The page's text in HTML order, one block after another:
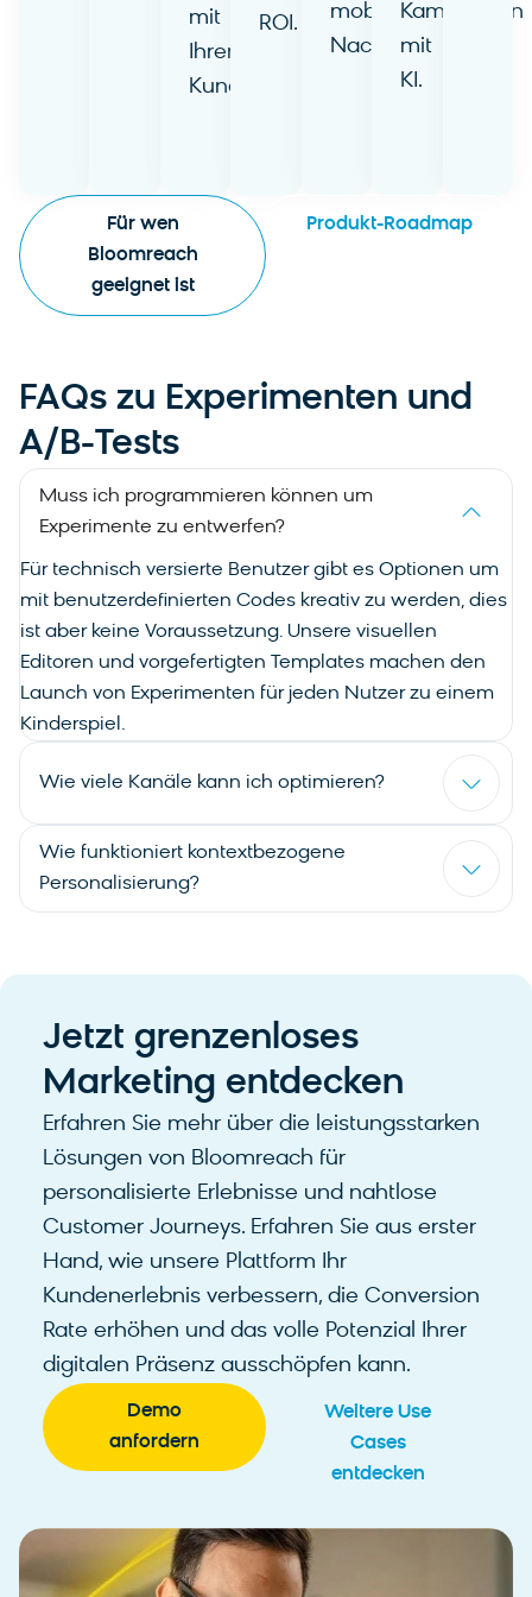
erfahrenmit
Ihren
Kundendaten.
ROI.
mobilen
Nachrichten.
Kampagnen
mit
KI.
Für wen
Bloomreach
geeignet ist
Produkt-Roadmap
FAQs zu Experimenten und
A/B-Tests
Muss ich programmieren können um
Experimente zu entwerfen?
Für technisch versierte Benutzer gibt es Optionen um
mit benutzerdefinierten Codes kreativ zu werden, dies
ist aber keine Voraussetzung. Unsere visuellen
Editoren und vorgefertigten Templates machen den
Launch von Experimenten für jeden Nutzer zu einem
Kinderspiel.
Wie viele Kanäle kann ich optimieren?
Wie funktioniert kontextbezogene
Personalisierung?
Jetzt grenzenloses
Marketing entdecken
Erfahren Sie mehr über die leistungsstarken
Lösungen von Bloomreach für
personalisierte Erlebnisse und nahtlose
Customer Journeys. Erfahren Sie aus erster
Hand, wie unsere Plattform Ihr
Kundenerlebnis verbessern, die Conversion
Rate erhöhen und das volle Potenzial Ihrer
digitalen Präsenz ausschöpfen kann.
Demo
anfordern
Weitere Use
Cases
entdecken